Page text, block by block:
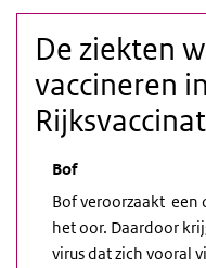
De ziekten
vaccineren
Bof
Bof veroorzaakt een
het oor. Daardoor
virus dat zich vooral